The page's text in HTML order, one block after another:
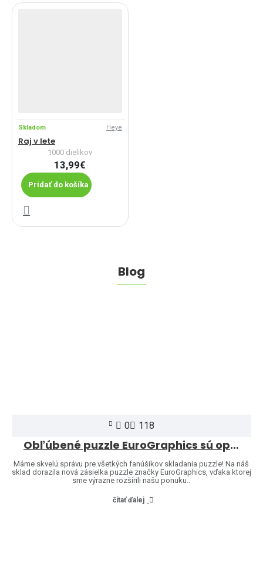
Skladom Heye
Raj v lete
1000 dielikov
13,99€
Pridať do košíka
Blog
0 118
Obľúbené puzzle EuroGraphics sú opäť skladom – a ponuku sme rozšírili o ďalšie motívy!
Máme skvelú správu pre všetkých fanúšikov skladania puzzle! Na náš
sklad dorazila nová zásielka puzzle značky EuroGraphics, vďaka ktorej
sme výrazne rozšírili našu ponuku..
čítať ďalej